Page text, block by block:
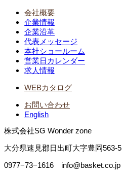
会社概要
企業情報
企業沿革
代表メッセージ
本社ショールーム
営業日カレンダー
求人情報
WEBカタログ
お問い合わせ
English
株式会社SG Wonder zone
大分県速見郡日出町大字豊岡563-5
0977−73−1616 info@basket.co.jp